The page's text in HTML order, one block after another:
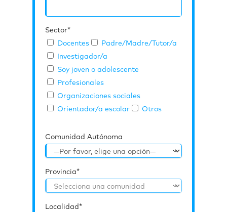
Sector*
Docentes
Padre/Madre/Tutor/a
Investigador/a
Soy joven o adolescente
Profesionales
Organizaciones sociales
Orientador/a escolar
Otros
Comunidad Autónoma
Provincia*
Localidad*